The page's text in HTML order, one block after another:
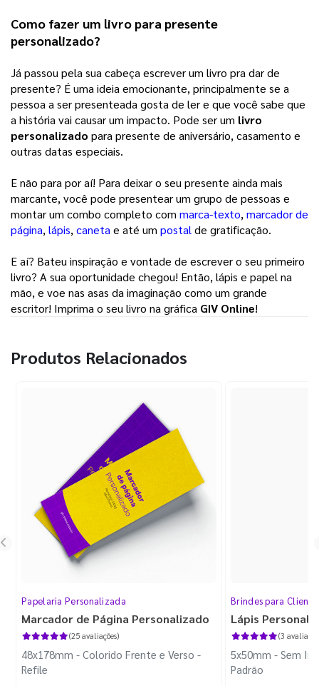
Como fazer um livro para presente
personalizado?
Já passou pela sua cabeça escrever um livro pra dar de
presente? É uma ideia emocionante, principalmente se a
pessoa a ser presenteada gosta de ler e que você sabe que
a história vai causar um impacto. Pode ser um livro
personalizado para presente de aniversário, casamento e
outras datas especiais.
E não para por aí! Para deixar o seu presente ainda mais
marcante, você pode presentear um grupo de pessoas e
montar um combo completo com marca-texto, marcador de
página, lápis, canetae até um postalde gratificação.
E aí? Bateu inspiração e vontade de escrever o seu primeiro
livro? A sua oportunidade chegou! Então, lápis e papel na
mão, e voe nas asas da imaginação como um grande
escritor! Imprima o seu livro na gráfica GIV Online!
Produtos Relacionados
Papelaria Personalizada
Marcador de Página Personalizado
(25 avaliações)
48x178mm - Colorido Frente e Verso -
Refile
Brindes para
Lápis
(3
5x50mm - Sem
Padrão